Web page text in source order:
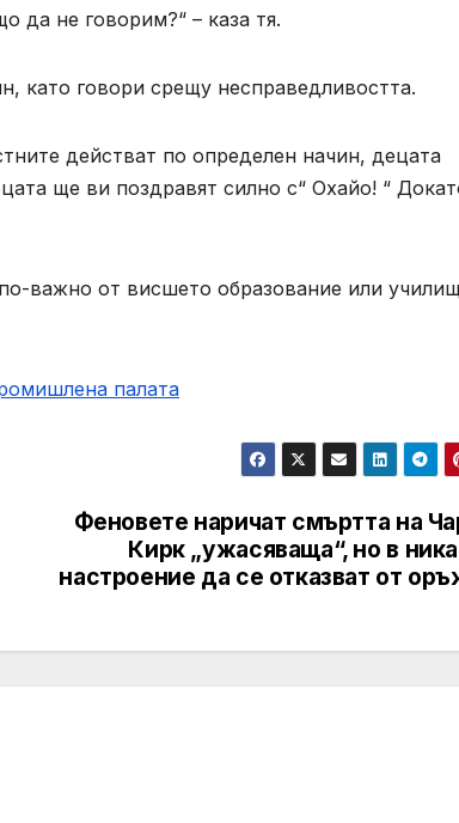
да не говорим?“ – каза тя.
като говори срещу несправедливостта.
действат по определен начин, децата
ще ви поздравят силно с“ Охайо! “
важно от висшето образование или
палaта
Феновете наричат ​​смъртта на
Кирк „ужасяваща“, но в
настроение да се отказват от